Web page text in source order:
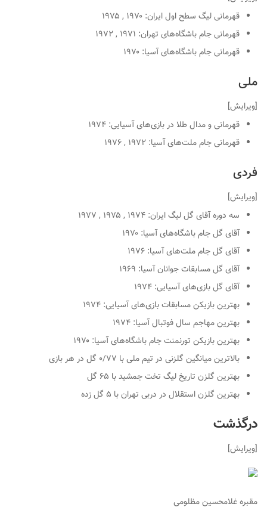
قهرمانی لیگ سطح اول ایران: ۱۹۷۰ , ۱۹۷۵
قهرمانی جام باشگاه‌های تهران: ۱۹۷۱ , ۱۹۷۲
قهرمانی جام باشگاه‌های آسیا: ۱۹۷۰
ملی
[ویرایش]
قهرمانی و مدال طلا در بازی‌های آسیایی: ۱۹۷۴
قهرمانی جام ملت‌های آسیا: ۱۹۷۲ , ۱۹۷۶
فردی
[ویرایش]
سه دوره آقای گل لیگ ایران: ۱۹۷۴ , ۱۹۷۵ , ۱۹۷۷
آقای گل جام باشگاه‌های آسیا: ۱۹۷۰
آقای گل جام ملت‌های آسیا: ۱۹۷۶
آقای گل مسابقات جوانان آسیا: ۱۹۶۹
آقای گل بازی‌های آسیایی: ۱۹۷۴
بهترین بازیکن مسابقات بازی‌های آسیایی: ۱۹۷۴
بهترین مهاجم سال فوتبال آسیا: ۱۹۷۴
بهترین بازیکن تورنمنت جام باشگاه‌های آسیا: ۱۹۷۰
بالاترین میانگین گلزنی در تیم ملی با ۰/۷۷ گل در هر بازی
بهترین گلزن تاریخ لیگ تخت جمشید با ۶۵ گل
بهترین گلزن استقلال در دربی تهران با ۵ گل زده
درگذشت
[ویرایش]
مقبره غلامحسین مظلومی